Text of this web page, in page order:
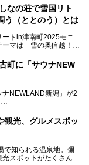
スーパー銭湯も多彩な
。
ば、旅はさらに充実し
なの荘で雪国リト
う（ととのう）とは
トin津南町2025モニ
マは「雪の奥信越！音
体験していますが、
でしょう？とても気に
きる秘湯「越後田中温
も詳しく紹介します。
PR】
町に「サウナNEW
NEWLAND新潟」が2
たなランドマークとし
ニークなサウナ室を
観光、グルメスポッ
で知られる温泉地。彌
スポットがたくさんあ